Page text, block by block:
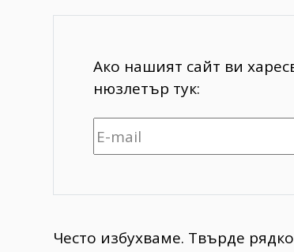
Ако нашият сайт ви
нюзлетър тук:
Често избухваме. Твърде